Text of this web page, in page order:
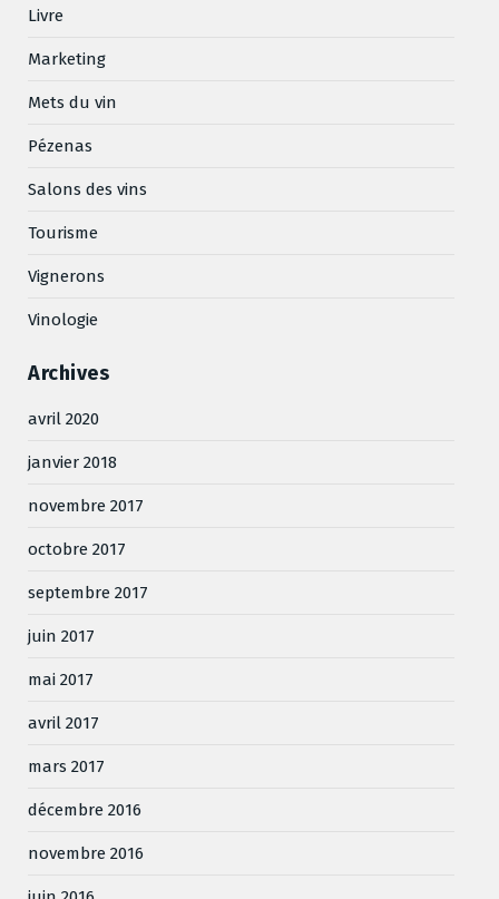
Livre
Marketing
Mets du vin
Pézenas
Salons des vins
Tourisme
Vignerons
Vinologie
Archives
avril 2020
janvier 2018
novembre 2017
octobre 2017
septembre 2017
juin 2017
mai 2017
avril 2017
mars 2017
décembre 2016
novembre 2016